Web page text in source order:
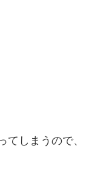
しまうので、